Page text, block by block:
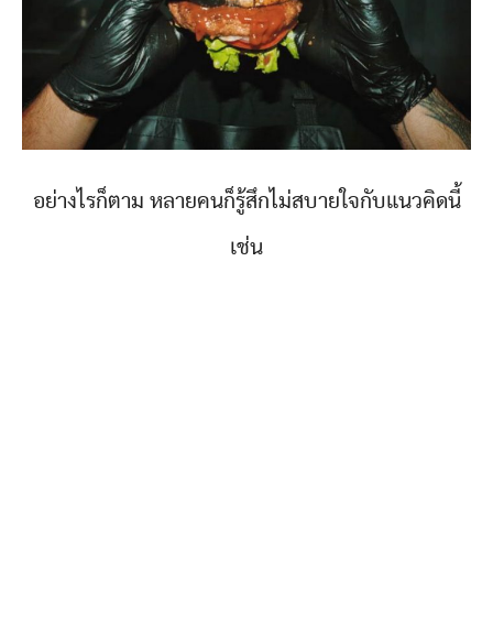
อย่างไรก็ตาม หลายคนก็รู้สึกไม่สบายใจกับแนวคิดนี้
เช่น